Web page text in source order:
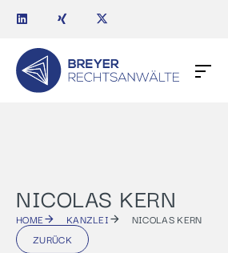
NICOLAS KERN
HOME KANZLEI
NICOLAS KERN
ZURÜCK